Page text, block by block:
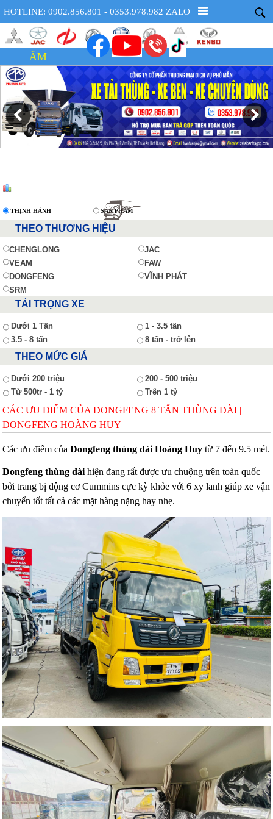
HOTLINE: 0902.856.801 - 0353.978.982 ZALO
THỊNH HÀNH SẢN PHẨM
THEO THƯƠNG HIỆU
CHENGLONG
JAC
VEAM
FAW
DONGFENG
VĨNH PHÁT
SRM
TẢI TRỌNG XE
Dưới 1 Tấn
1 - 3.5 tấn
3.5 - 8 tấn
8 tấn - trở lên
THEO MỨC GIÁ
Dưới 200 triệu
200 - 500 triệu
Từ 500tr - 1 tỷ
Trên 1 tỷ
CÁC ƯU ĐIỂM CỦA DONGFENG 8 TẤN THÙNG DÀI |
DONGFENG HOÀNG HUY
Các ưu điểm củaDongfeng thùng dài Hoàng Huy từ 7 đến 9.5 mét.
Dongfeng thùng dài hiện đang rất được ưu chuộng trên toàn quốc
bởi trang bị động cơ Cummins cực kỳ khỏe với 6 xy lanh giúp xe vận
chuyển tốt tất cả các mặt hàng nặng hay nhẹ.